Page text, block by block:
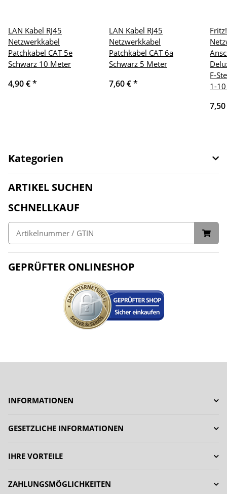
LAN Kabel RJ45
Netzwerkkabel
Patchkabel CAT 5e
Schwarz 10 Meter
4,90 €*
LAN Kabel RJ45
Netzwerkkabel
Patchkabel CAT 6a
Schwarz 5 Meter
7,60 €*
F-
1-
Kategorien
ARTIKEL SUCHEN
SCHNELLKAUF
GEPRÜFTER ONLINESHOP
INFORMATIONEN
GESETZLICHE INFORMATIONEN
IHRE VORTEILE
ZAHLUNGSMÖGLICHKEITEN